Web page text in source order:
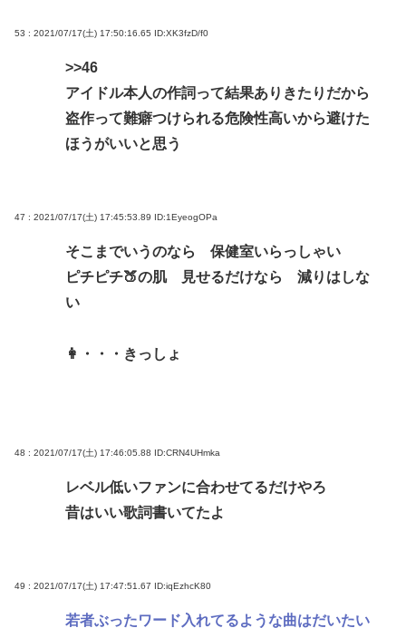
53 : 2021/07/17(土) 17:50:16.65 ID:XK3fzD/f0
>>46
アイドル本人の作詞って結果ありきたりだから
盗作って難癖つけられる危険性高いから避けた
ほうがいいと思う
47 : 2021/07/17(土) 17:45:53.89 ID:1EyeogOPa
そこまでいうのなら 保健室いらっしゃい
ピチピチ🍑の肌 見せるだけなら 減りはしな
い
👩・・・きっしょ
48 : 2021/07/17(土) 17:46:05.88 ID:CRN4UHmka
レベル低いファンに合わせてるだけやろ
昔はいい歌詞書いてたよ
49 : 2021/07/17(土) 17:47:51.67 ID:iqEzhcK80
若者ぶったワード入れてるような曲はだいたい